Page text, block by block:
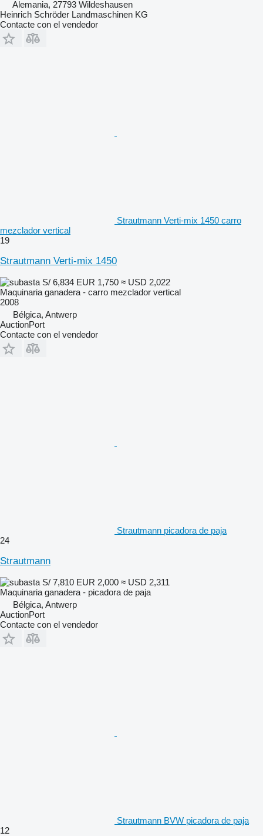
Alemania, 27793 Wildeshausen
Heinrich Schröder Landmaschinen KG
Contacte con el vendedor
Strautmann Verti-mix 1450 carro
mezclador vertical
19
Strautmann Verti-mix 1450
S/ 6,834 EUR 1,750 ≈ USD 2,022
Maquinaria ganadera - carro mezclador vertical
2008
Bélgica, Antwerp
AuctionPort
Contacte con el vendedor
Strautmann picadora de paja
24
Strautmann
S/ 7,810 EUR 2,000 ≈ USD 2,311
Maquinaria ganadera - picadora de paja
Bélgica, Antwerp
AuctionPort
Contacte con el vendedor
Strautmann BVW picadora de paja
12